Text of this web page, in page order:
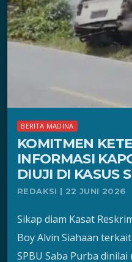
BERITA MADINA
KOMITMEN
INFORMASI
DIUJI DI KASUS
REDAKSI | 22 JUNI 2026
Sikap diam Kasat
Boy Alvin Siahaan
SPBU Saba Purba